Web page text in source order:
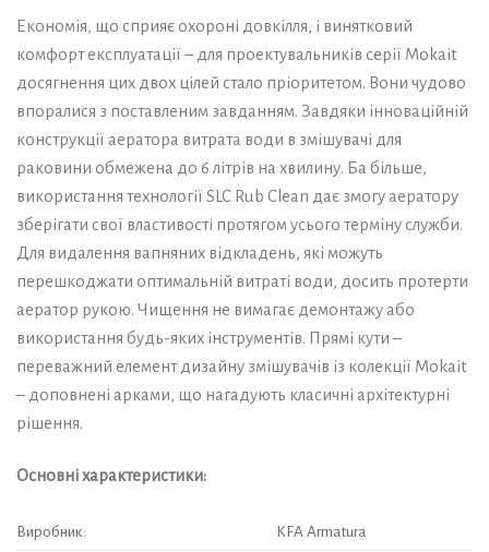
Економія, що сприяє охороні довкілля, і винятковий
комфорт експлуатації – для проектувальників серії Mokait
досягнення цих двох цілей стало пріоритетом. Вони чудово
впоралися з поставленим завданням. Завдяки інноваційній
конструкції аератора витрата води в змішувачі для
раковини обмежена до 6 літрів на хвилину. Ба більше,
використання технології SLC Rub Clean дає змогу аератору
зберігати свої властивості протягом усього терміну служби.
Для видалення вапняних відкладень, які можуть
перешкоджати оптимальній витраті води, досить протерти
аератор рукою. Чищення не вимагає демонтажу або
використання будь-яких інструментів. Прямі кути –
переважний елемент дизайну змішувачів із колекції Mokait
– доповнені арками, що нагадують класичні архітектурні
рішення.
Основні характеристики:
Виробник: KFA Armatura